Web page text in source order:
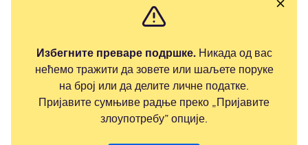
Избегните преваре подршке.Никада од вас
нећемо тражити да зовете или шаљете поруке
на број или да делите личне податке.
Пријавите сумњиве радње преко „Пријавите
злоупотребу” опције.